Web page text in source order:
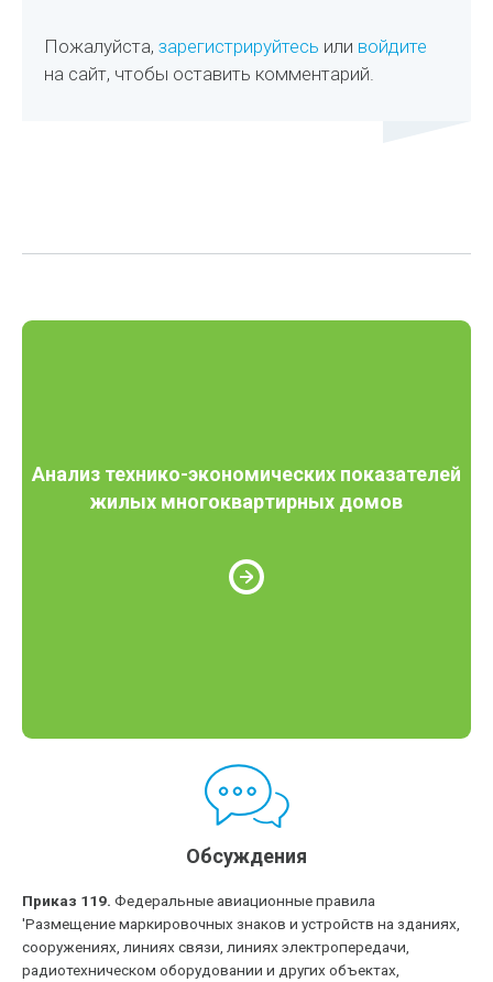
Пожалуйста,зарегистрируйтесь или войдите
на сайт, чтобы оставить комментарий.
Анализ технико-экономических показателей
жилых многоквартирных домов
Обсуждения
Приказ 119. Федеральные авиационные правила
'Размещение маркировочных знаков и устройств на зданиях,
сооружениях, линиях связи, линиях электропередачи,
радиотехническом оборудовании и других объектах,